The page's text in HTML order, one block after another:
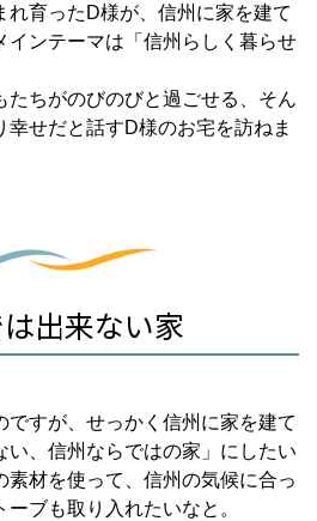
れ育ったD様が、信州に家を建て
インテーマは「信州らしく暮らせ
たちがのびのびと過ごせる、そん
幸せだと話すD様のお宅を訪ねま
出来ない家
ですが、せっかく信州に家を建て
い、信州ならではの家」にしたい
素材を使って、信州の気候に合っ
ブも取り入れたいなと。